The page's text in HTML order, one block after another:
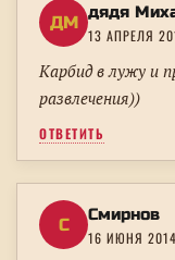
ДМ дядя
13 АПРЕЛЯ
Карбид в лужу и
развлечения))
ОТВЕТИТЬ
С Смирнов
16 ИЮНЯ